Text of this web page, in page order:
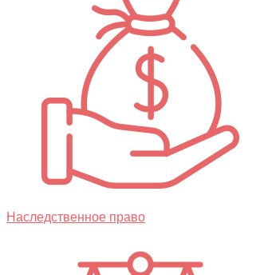
Наследственное право